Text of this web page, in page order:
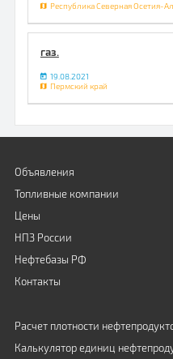
Республика Северная Осетия-
газ.
19.08.2021
Пермский край
Объявления
Топливные компании
Цены
НПЗ России
Нефтебазы РФ
Контакты
Расчет плотности
Калькулятор единиц